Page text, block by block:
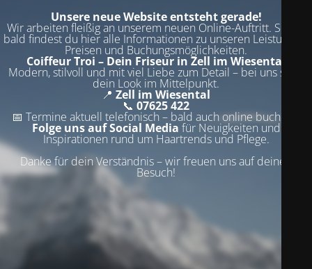
Unsere neue Website entsteht gerade!
Wir arbeiten fleißig an unserem neuen Online-Auftritt. Schon
bald findest du hier alle Informationen zu unseren Leistungen,
Preisen und Buchungsmöglichkeiten.
Coiffeur Troi – Dein Friseur in Zell im Wiesental
Modern, stilvoll und mit viel Liebe zum Detail – bei uns steht
dein Look im Mittelpunkt.
📍 Zell im Wiesental
📞 07625 422
📅 Termine aktuell telefonisch – bald auch online buchbar!
Folge uns auf Social Media für Neuigkeiten und
Inspirationen rund um Haartrends und Pflege.
Danke für dein Verständnis – wir freuen uns auf deinen
Besuch!